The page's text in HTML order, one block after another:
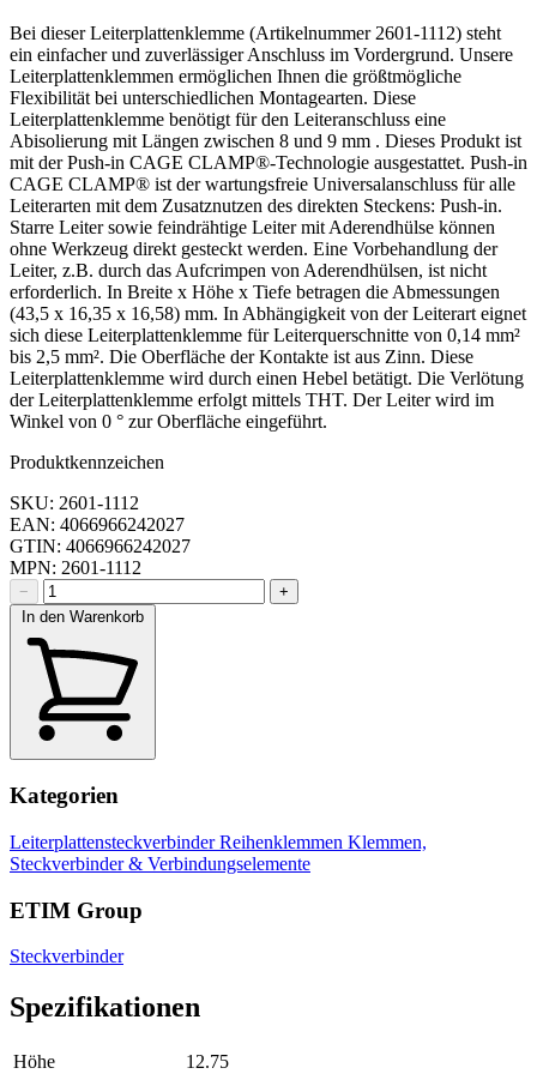
Bei dieser Leiterplattenklemme (Artikelnummer 2601-1112) steht
ein einfacher und zuverlässiger Anschluss im Vordergrund. Unsere
Leiterplattenklemmen ermöglichen Ihnen die größtmögliche
Flexibilität bei unterschiedlichen Montagearten. Diese
Leiterplattenklemme benötigt für den Leiteranschluss eine
Abisolierung mit Längen zwischen 8 und 9 mm . Dieses Produkt ist
mit der Push-in CAGE CLAMP®-Technologie ausgestattet. Push-in
CAGE CLAMP® ist der wartungsfreie Universalanschluss für alle
Leiterarten mit dem Zusatznutzen des direkten Steckens: Push-in.
Starre Leiter sowie feindrähtige Leiter mit Aderendhülse können
ohne Werkzeug direkt gesteckt werden. Eine Vorbehandlung der
Leiter, z.B. durch das Aufcrimpen von Aderendhülsen, ist nicht
erforderlich. In Breite x Höhe x Tiefe betragen die Abmessungen
(43,5 x 16,35 x 16,58) mm. In Abhängigkeit von der Leiterart eignet
sich diese Leiterplattenklemme für Leiterquerschnitte von 0,14 mm²
bis 2,5 mm². Die Oberfläche der Kontakte ist aus Zinn. Diese
Leiterplattenklemme wird durch einen Hebel betätigt. Die Verlötung
der Leiterplattenklemme erfolgt mittels THT. Der Leiter wird im
Winkel von 0 ° zur Oberfläche eingeführt.
Produktkennzeichen
SKU: 2601-1112
EAN: 4066966242027
GTIN: 4066966242027
MPN: 2601-1112
−
+
In den Warenkorb
Kategorien
LeiterplattensteckverbinderReihenklemmen Klemmen,
Steckverbinder & Verbindungselemente
ETIM Group
Steckverbinder
Spezifikationen
Höhe
12.75